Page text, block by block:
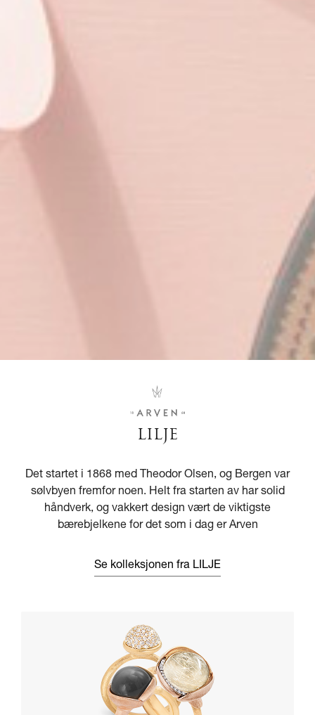
LILJE
Det startet i 1868 med Theodor Olsen, og Bergen var
sølvbyen fremfor noen. Helt fra starten av har solid
håndverk, og vakkert design vært de viktigste
bærebjelkene for det som i dag er Arven
Se kolleksjonen fra LILJE